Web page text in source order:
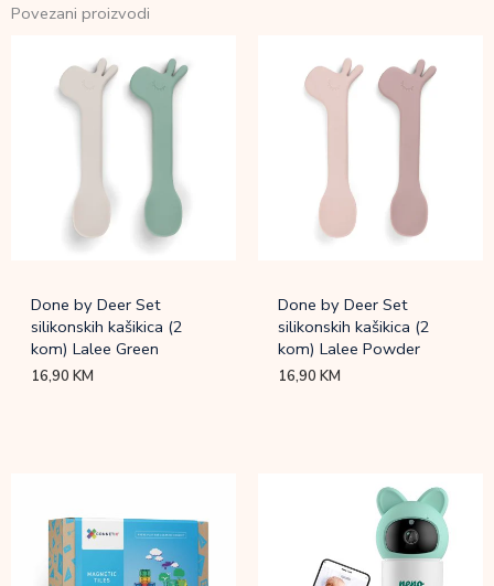
Povezani proizvodi
Done by Deer Set
silikonskih kašikica (2
kom) Lalee Green
16,90KM
Done by Deer Set
silikonskih kašikica (2
kom) Lalee Powder
16,90KM